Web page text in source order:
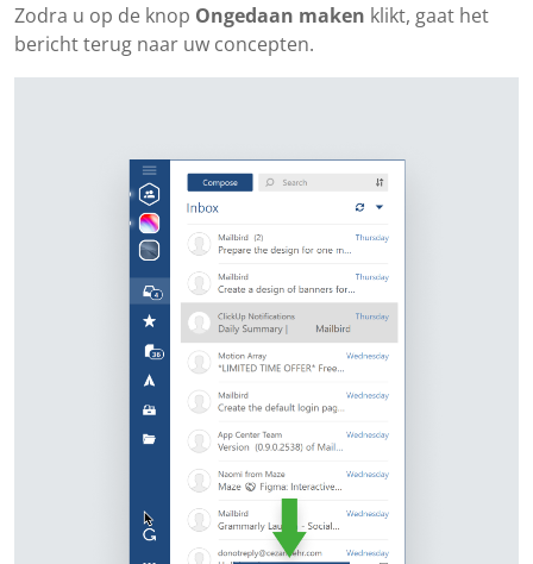
Zodra u op de knop Ongedaan maken klikt, gaat het
bericht terug naar uw concepten.